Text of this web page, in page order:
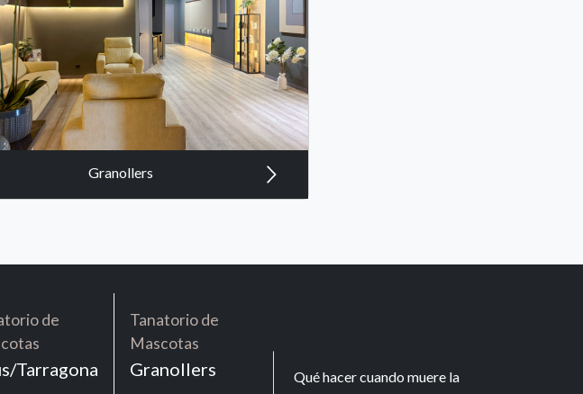
Granollers
de
Tarragona
Tanatorio de
Mascotas
Granollers
Qué hacer cuando muere la